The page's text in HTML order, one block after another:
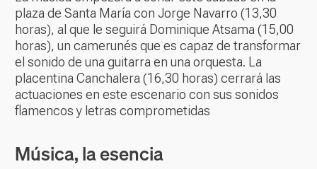
plaza de Santa María con Jorge Navarro (13,30
horas), al que le seguirá Dominique Atsama (15,00
horas), un camerunés que es capaz de transformar
el sonido de una guitarra en una orquesta. La
placentina Canchalera (16,30 horas) cerrará las
actuaciones en este escenario con sus sonidos
flamencos y letras comprometidas
Música, la esencia